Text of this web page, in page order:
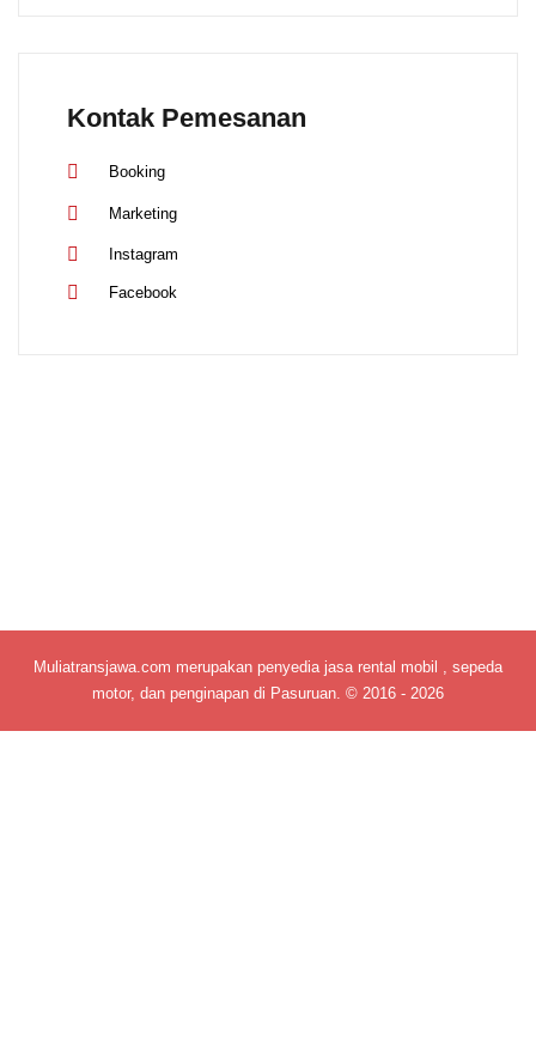
Kontak Pemesanan
Booking
Marketing
Instagram
Facebook
Muliatransjawa.com merupakan penyedia jasa rental mobil , sepeda
motor, dan penginapan di Pasuruan. © 2016 - 2026